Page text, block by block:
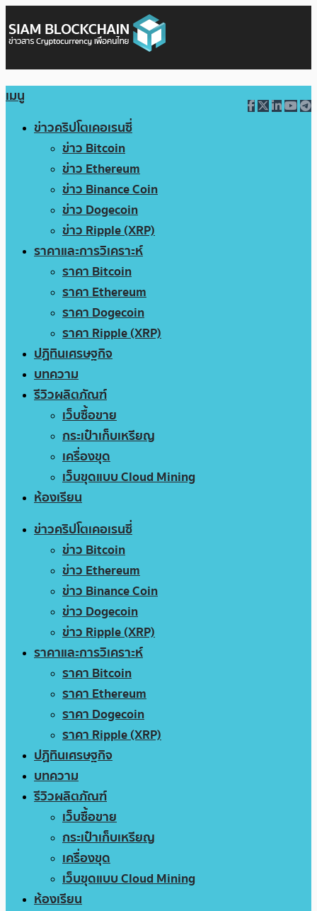
เมนู
ข่าวคริปโตเคอเรนซี่
ข่าว Bitcoin
ข่าว Ethereum
ข่าว Binance Coin
ข่าว Dogecoin
ข่าว Ripple (XRP)
ราคาและการวิเคราะห์
ราคา Bitcoin
ราคา Ethereum
ราคา Dogecoin
ราคา Ripple (XRP)
ปฏิทินเศรษฐกิจ
บทความ
รีวิวผลิตภัณฑ์
เว็บซื้อขาย
กระเป๋าเก็บเหรียญ
เครื่องขุด
เว็บขุดแบบ Cloud Mining
ห้องเรียน
ข่าวคริปโตเคอเรนซี่
ข่าว Bitcoin
ข่าว Ethereum
ข่าว Binance Coin
ข่าว Dogecoin
ข่าว Ripple (XRP)
ราคาและการวิเคราะห์
ราคา Bitcoin
ราคา Ethereum
ราคา Dogecoin
ราคา Ripple (XRP)
ปฏิทินเศรษฐกิจ
บทความ
รีวิวผลิตภัณฑ์
เว็บซื้อขาย
กระเป๋าเก็บเหรียญ
เครื่องขุด
เว็บขุดแบบ Cloud Mining
ห้องเรียน